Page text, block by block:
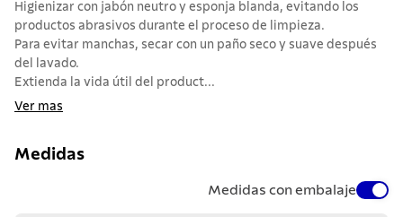
Higienizar con jabón neutro y esponja blanda, evitando los
productos abrasivos durante el proceso de limpieza.
Para evitar manchas, secar con un paño seco y suave después
del lavado.
Extienda la vida útil del product...
Ver mas
Medidas
Medidas con embalaje